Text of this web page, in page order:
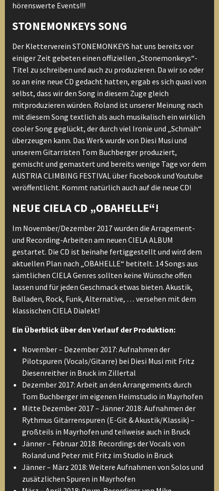
hörenswerte Events!!!
STONEMONKEYS SONG
Der Kletterverein STONEMONKEYS hat uns bereits vor
einiger Zeit gebeten einen offiziellen „Stonemonkeys“-
Titel zu schreiben und auch zu produzieren. Da wir so oder
so an eine neue CD gedacht hatten, ergab es sich quasi von
selbst, dass wir den Song in diesem Zuge gleich
mitproduzieren würden. Roland ist unserer Meinung nach
mit diesem Song textlich als auch musikalisch ein wirklich
cooler Song geglückt, der durch viel Ironie und „Schmäh“
überzeugen kann. Das Werk wurde von Diesi Musi und
unserem Gitarristen Tom Buchberger produziert,
gemischt und gemastert und bereits wenige Tage vor dem
AUSTRIA CLIMBING FESTIVAL über Facebook und Youtube
veröffentlicht. Kommt natürlich auch auf die neue CD!
NEUE CIELA CD „OBAHELLE“!
Im November/Dezember 2017 wurden die Arragement-
und Recording-Arbeiten am neuen CIELA ALBUM
gestartet. Die CD ist beinahe fertiggestellt und wird dem
aktuellen Plan nach „OBAHELLE“ betitelt. 14 Songs aus
sämtlichen CIELA Genres sollten keine Wünsche offen
lassen und für jeden Geschmack etwas bieten. Akustik,
Balladen, Rock, Funk, Alternative, … versehen mit dem
klassischen CIELA Dialekt!
Ein Überblick über den Verlauf der Produktion:
November – Dezember 2017: Aufnahmen der
Pilotspuren (Vocals/Gitarre) bei Diesi Musi mit Fritz
Diesenreither in Bruck im Zillertal
Dezember 2017: Arbeit an den Arrangements durch
Tom Buchberger im eigenen Heimstudio in Mayrhofen
Mitte Dezember 2017 – Jänner 2018: Aufnahmen der
Rythmus Gitarrenspuren (E-Git & Akustik/Klassik) –
großteils in Mayrhofen und teilweise auch in Bruck
Jänner – Februar 2018: Recordings der Vocals von
Roland und Peter mit Fritz im Studio in Bruck
Jänner – März 2018: Weitere Aufnahmen von Solos und
zusätzlichen Spuren in Mayrhofen